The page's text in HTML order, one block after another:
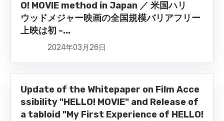
O! MOVIE method in Japan ／ 米国ハリ
ウッドメジャー映画の全国規模バリアフリー
上映は初 -...
2024年03月26日
Update of the Whitepaper on Film Acce
ssibility "HELLO! MOVIE" and Release of
a tabloid "My First Experience of HELLO!